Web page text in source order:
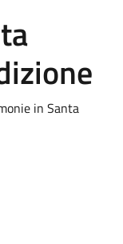
in Santa